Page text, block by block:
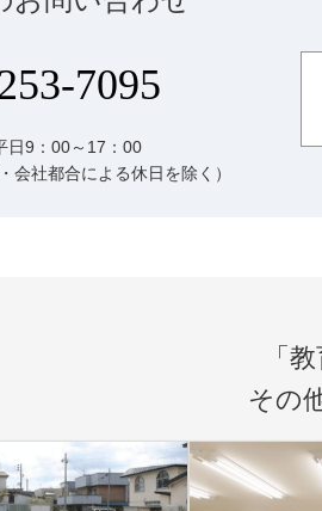
7095
日9：00～17：00
会社都合による休日を除く）
「
その